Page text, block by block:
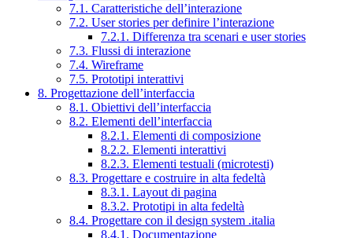
7.1. Caratteristiche dell’interazione
7.2. User stories per definire l’interazione
7.2.1. Differenza tra scenari e user stories
7.3. Flussi di interazione
7.4. Wireframe
7.5. Prototipi interattivi
8. Progettazione dell’interfaccia
8.1. Obiettivi dell’interfaccia
8.2. Elementi dell’interfaccia
8.2.1. Elementi di composizione
8.2.2. Elementi interattivi
8.2.3. Elementi testuali (microtesti)
8.3. Progettare e costruire in alta fedeltà
8.3.1. Layout di pagina
8.3.2. Prototipi in alta fedeltà
8.4. Progettare con il design system .italia
8.4.1. Documentazione